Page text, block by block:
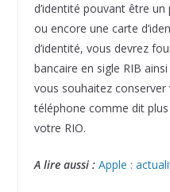
d’identité pouvant être
ou encore une carte
d’identité, vous devrez
bancaire en sigle RIB
vous souhaitez
téléphone comme dit
votre RIO.
A lire aussi : Apple :